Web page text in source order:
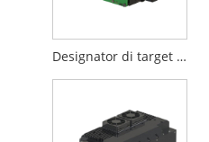
Designator di target laser da 25mj 1064nm